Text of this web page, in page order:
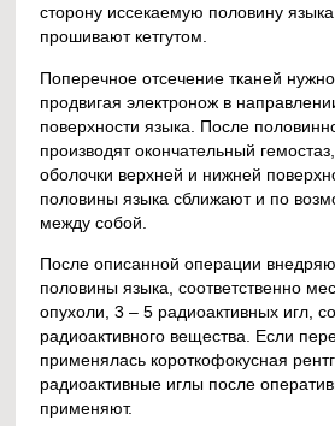
сторону иссекаемую половину
прошивают кетгутом.
Поперечное отсечение тканей
продвигая электронож в
поверхности языка. После
производят окончательный
оболочки верхней и нижней
половины языка сближают и по
между собой.
После описанной операции
половины языка, соответственно
опухоли, 3 – 5 радиоактивных игл,
радиоактивного вещества. Если
применялась короткофокусная
радиоактивные иглы после
применяют.